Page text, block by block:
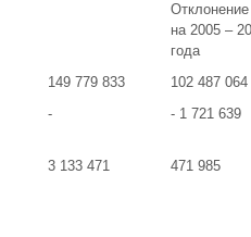
на 2005 –
года
149 779 833
102 487 064
- - 1 721 639
3 133 471 471 985